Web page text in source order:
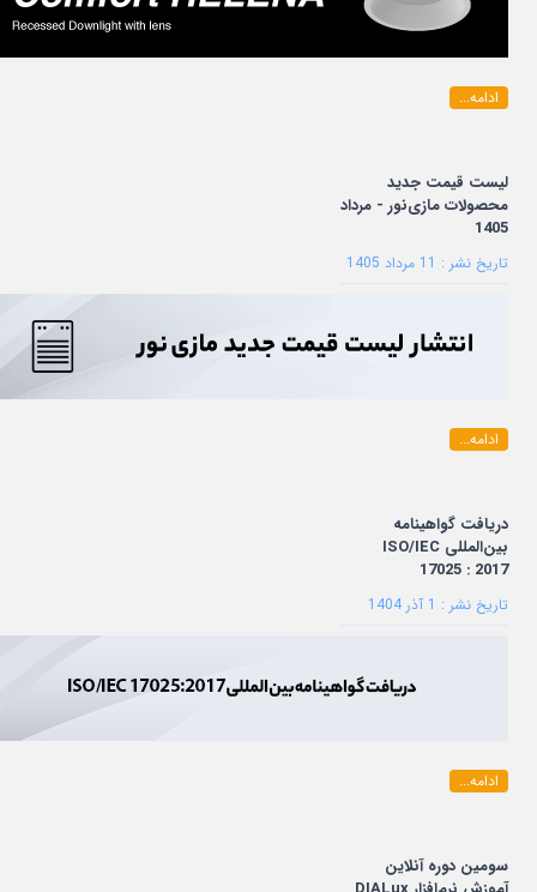
ادامه...
لیست قیمت جدید
محصولات مازی‌نور - مرداد
1405
تاریخ نشر : 11 مرداد 1405
ادامه...
دریافت گواهینامه
بین‌المللی ISO/IEC
17025 : 2017
تاریخ نشر : 1 آذر 1404
ادامه...
سومین دوره آنلاین